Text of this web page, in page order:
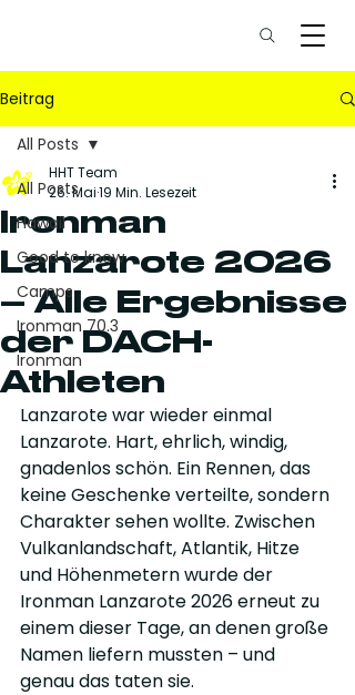
Beitrag
All Posts
Hawaii
Good to know
Camps
Ironman 70.3
Ironman
All Posts
Ironman
Lanzarote 2026
– Alle Ergebnisse
der DACH-
Athleten
HHT Team
26. Mai19 Min. Lesezeit
Lanzarote war wieder einmal
Lanzarote. Hart, ehrlich, windig,
gnadenlos schön. Ein Rennen, das
keine Geschenke verteilte, sondern
Charakter sehen wollte. Zwischen
Vulkanlandschaft, Atlantik, Hitze
und Höhenmetern wurde der
Ironman Lanzarote 2026 erneut zu
einem dieser Tage, an denen große
Namen liefern mussten – und
genau das taten sie.